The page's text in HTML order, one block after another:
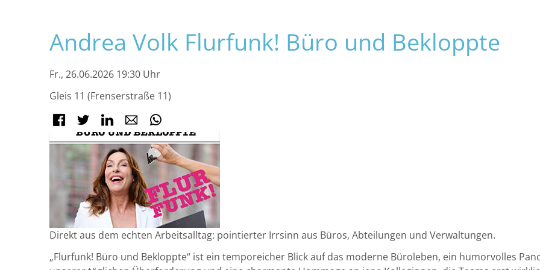
Navigation
überspringen
ERLEBEN ENTDECKEN
Andrea Volk Flurfunk! Büro und Bekloppte
Fr., 26.06.2026 19:30 Uhr
Gleis 11 (Frenserstraße 11)
Facebook
Twitter LinkedInE-mail
Direkt aus dem echten Arbeitsalltag: pointierter Irrsinn aus Büros, Abteilungen und Verwaltungen.
„Flurfunk! Büro und Bekloppte“ ist ein temporeicher Blick auf das moderne Büroleben, ein humorvolles